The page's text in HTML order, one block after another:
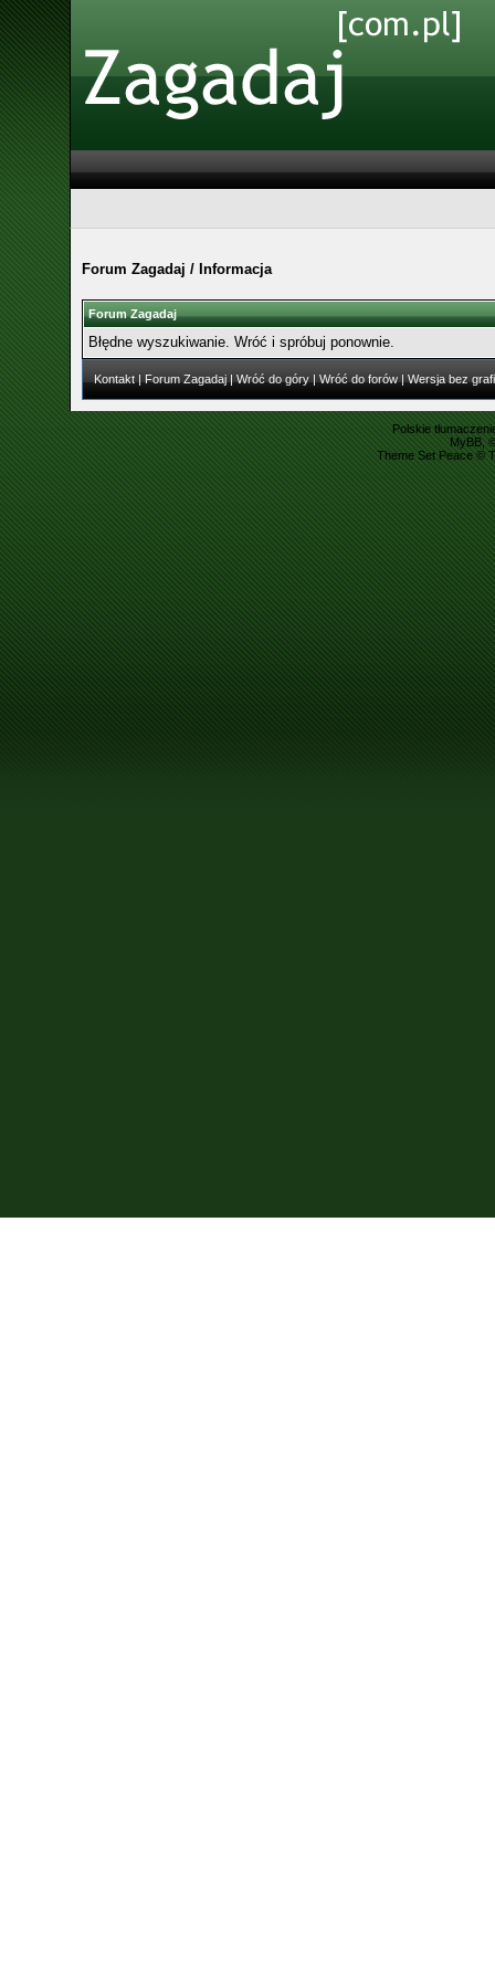
Forum Zagadaj / Informacja
Forum Zagadaj
Błędne wyszukiwanie. Wróć i spróbuj ponownie.
Kontakt| Forum Zagadaj| Wróć do góry| Wróć do forów| Wersja bez
Polskie
MyBB,
Theme Set Peace ©